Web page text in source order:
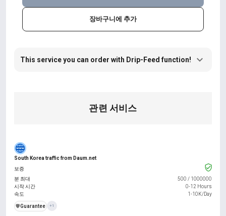
장바구니에 추가
This service you can order with Drip-Feed function!
관련 서비스
South Korea traffic from Daum.net
보증
분 최대
500 / 1000000
시작 시간
0-12 Hours
속도
1-10K/Day
️🛡️Guarantee +1